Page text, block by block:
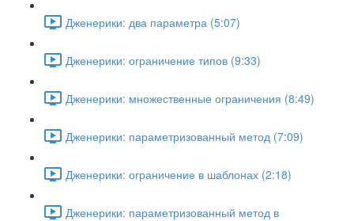
Дженерики: два параметра (5:07)
Дженерики: ограничение типов (9:33)
Дженерики: множественные ограничения (8:49)
Дженерики: параметризованный метод (7:09)
Дженерики: ограничение в шаблонах (2:18)
Дженерики: параметризованный метод в